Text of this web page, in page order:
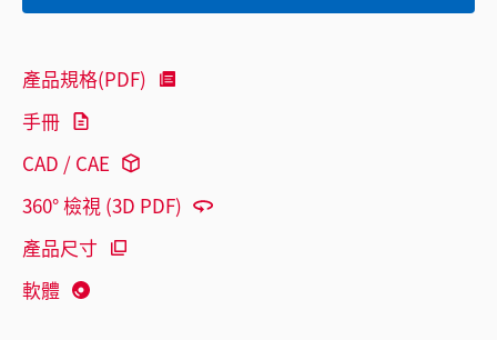
產品規格(PDF)
手冊
CAD / CAE
360° 檢視 (3D PDF)
產品尺寸
軟體